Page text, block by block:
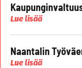
Lue lisää
Naantalin
Lue lisää